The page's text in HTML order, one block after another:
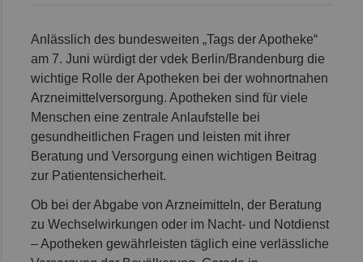
E-
Anlässlich des bundesweiten „Tags der Apotheke“
am 7. Juni würdigt der vdek Berlin/Brandenburg die
wichtige Rolle der Apotheken bei der wohnortnahen
Arzneimittelversorgung. Apotheken sind für viele
Menschen eine zentrale Anlaufstelle bei
gesundheitlichen Fragen und leisten mit ihrer
Beratung und Versorgung einen wichtigen Beitrag
zur Patientensicherheit.
Ob bei der Abgabe von Arzneimitteln, der Beratung
zu Wechselwirkungen oder im Nacht- und Notdienst
– Apotheken gewährleisten täglich eine verlässliche